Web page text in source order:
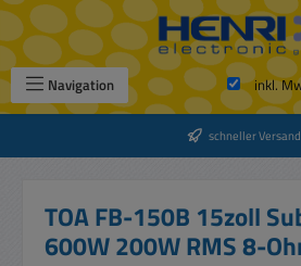
Zum Hauptinhalt springen
Navigation inkl.
schneller Versand
TOA FB-150B 15zoll
600W 200W RMS 8-